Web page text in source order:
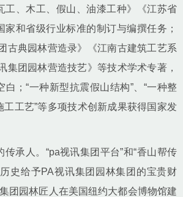
、木工、假山、油漆工种》《江苏省
家和省级行业标准的制订与编撰任务；
古典园林营造录》《江南古建筑工艺系
集团园林营造技艺》等技术学术专著，
；“一种新型抗震假山结构”、“一种整
工工艺”等多项技术创新成果获得国家发
人。“pa视讯集团平台”和“香山帮传
史给予PA视讯集团园林集团的宝贵财
团园林匠人在美国纽约大都会博物馆建